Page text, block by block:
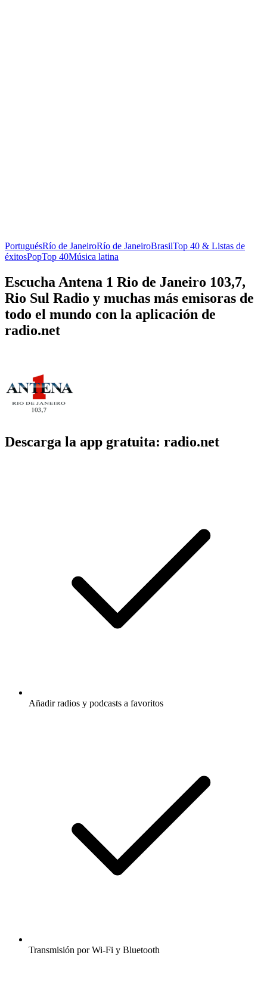
PortuguésRío de JaneiroRío de JaneiroBrasilTop 40 & Listas de
éxitosPopTop 40Música latina
Escucha Antena 1 Rio de Janeiro 103,7,
Rio Sul Radio y muchas más emisoras de
todo el mundo con la aplicación de
radio.net
Descarga la app gratuita: radio.net
Añadir radios y podcasts a favoritos
Transmisión por Wi-Fi y Bluetooth